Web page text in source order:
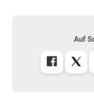
Sozialpartner
Auf